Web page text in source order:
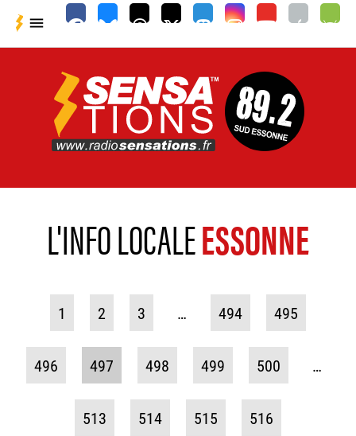

L'INFO LOCALEESSONNE
1 2 3 … 494 495
496 497 498 499 500 …
513 514 515 516